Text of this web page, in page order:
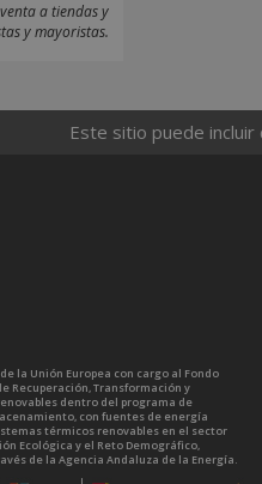
a tiendas y
y mayoristas.
Este sitio puede
la Unión Europea con cargo al Fondo
Recuperación, Transformación y
dentro del programa de
con fuentes de energía
térmicos renovables en el sector
Ecológica y el Reto Demográfico,
de la Agencia Andaluza de la Energía.